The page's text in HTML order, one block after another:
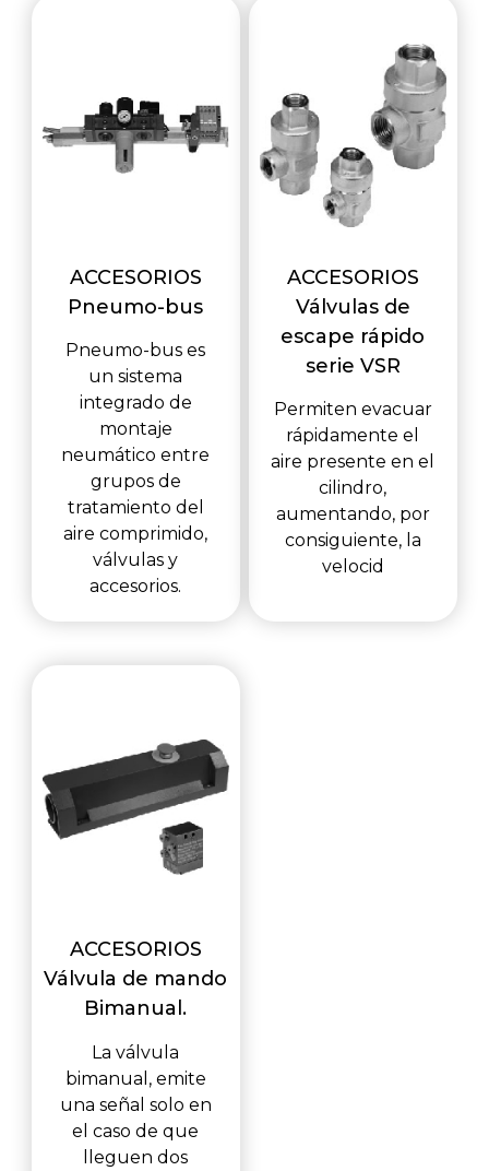
ACCESORIOS
Pneumo-bus
Pneumo-bus es
un sistema
integrado de
montaje
neumático entre
grupos de
tratamiento del
aire comprimido,
válvulas y
accesorios.
ACCESORIOS
Válvulas de
escape rápido
serie VSR
Permiten evacuar
rápidamente el
aire presente en el
cilindro,
aumentando, por
consiguiente, la
velocid
ACCESORIOS
Válvula de mando
Bimanual.
La válvula
bimanual, emite
una señal solo en
el caso de que
lleguen dos